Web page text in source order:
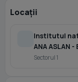
Locații
Institutul
ANA ASLAN -
Sectorul 1